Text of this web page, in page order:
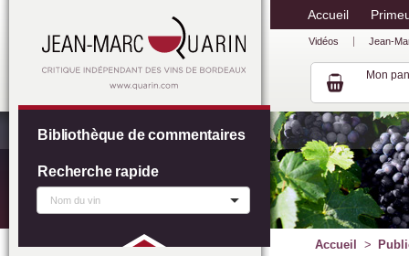
Accueil
Vidéos Jean-
Mon
Accueil
Bibliothèque de commentaires
Recherche rapide